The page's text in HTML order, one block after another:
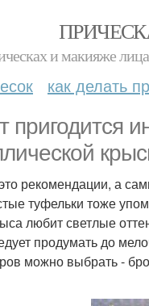
и макияже
как делать
пригодится
рекомендации, а
туфельки тоже
любит светлые
продумать до
можно выбрать -